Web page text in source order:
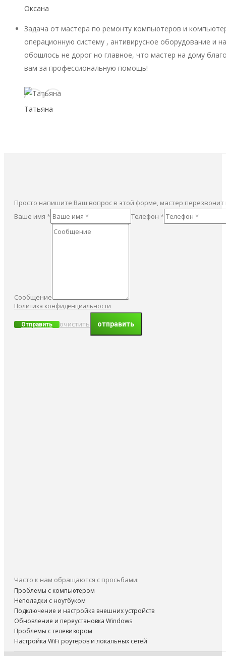
Оксана
Задача от мастера по ремонту компьютеров и
операционную систему , антивирусное оборудование и
обошлось не дорог но главное, что мастер на дому
вам за профессиональную помощь!
Татьяна
Просто напишите Ваш вопрос в этой форме, мастер
Ваше имя *
Телефон *
Сообщение
Политика конфиденциальности
Отправить очистить
Часто к нам обращаются с просьбами:
Проблемы с компьютером
Неполадки с ноутбуком
Подключение и настройка внешних устройств
Обновление и переустановка Windows
Проблемы с телевизором
Настройка WiFi роутеров и локальных сетей